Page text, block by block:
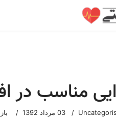
مناسب در
03 مرداد 1392